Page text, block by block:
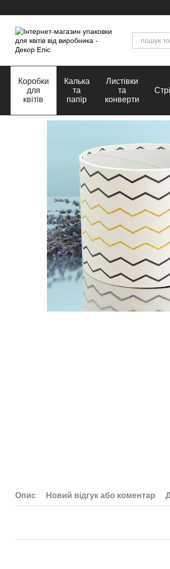
Коробки
для
квітів
Калька
та
папір
Листівки
та
конверти
Опис Новий відгук або коментар